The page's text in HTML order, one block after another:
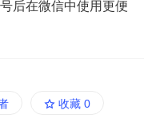
后在微信中使用更便
收藏 0